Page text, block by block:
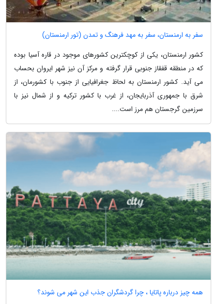
سفر به ارمنستان، سفر به مهد فرهنگ و تمدن (تور ارمنستان)
کشور ارمنستان، یکی از کوچکترین کشورهای موجود در قاره آسیا بوده
که در منطقه قفقاز جنوبی قرار گرفته و مرکز آن نیز شهر ایروان بحساب
می آید. کشور ارمنستان به لحاظ جغرافیایی از جنوب با کشورمان، از
شرق با جمهوری آذربایجان، از غرب با کشور ترکیه و از شمال نیز با
سرزمین گرجستان هم مرز است....
همه چیز درباره پاتایا ، چرا گردشگران جذب این شهر می شوند؟